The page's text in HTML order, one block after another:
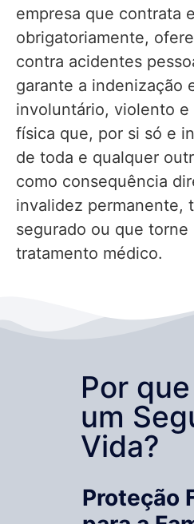
empresa que contrata
obrigatoriamente,
contra acidentes
garante a indenização
involuntário, violento e
física que, por si só e
de toda e qualquer
como consequência
invalidez permanente,
segurado ou que torne
tratamento médico.
Por
um
Vida?
Proteção